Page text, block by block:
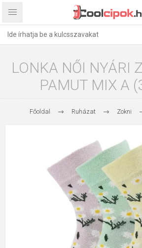
LONKA NŐI NYÁRI
PAMUT MIX A
Főoldal Ruházat Zokni